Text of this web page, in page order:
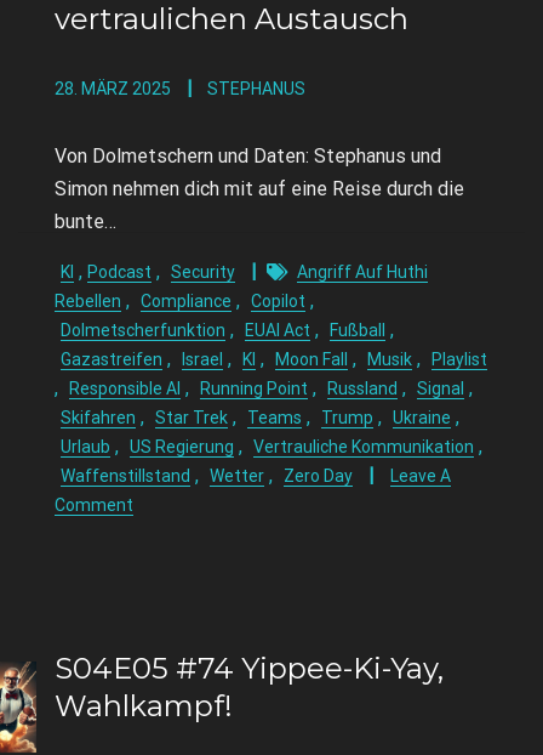
vertraulichen Austausch
28. MÄRZ 2025 STEPHANUS
Von Dolmetschern und Daten: Stephanus und
Simon nehmen dich mit auf eine Reise durch die
bunte…
KI , Podcast , Security
Angriff Auf Huthi
Rebellen , Compliance , Copilot ,
Dolmetscherfunktion , EUAI Act , Fußball ,
Gazastreifen , Israel , KI , Moon Fall , Musik , Playlist
, Responsible AI , Running Point , Russland , Signal ,
Skifahren , Star Trek , Teams , Trump , Ukraine ,
Urlaub , US Regierung , Vertrauliche Kommunikation ,
Waffenstillstand , Wetter , Zero Day
Leave A
Comment
S04E05 #74 Yippee-Ki-Yay,
Wahlkampf!